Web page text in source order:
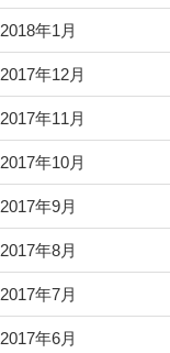
2018年1月
2017年12月
2017年11月
2017年10月
2017年9月
2017年8月
2017年7月
2017年6月